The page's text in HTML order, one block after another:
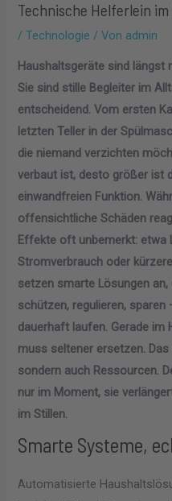
Technische Helferlein
/Technologie / Von admin
Haushaltsgeräte sind längst
Sie sind stille Begleiter im
entscheidend. Vom ersten
letzten Teller in der
die niemand verzichten
verbaut ist, desto größer ist
einwandfreien Funktion.
offensichtliche Schäden
Effekte oft unbemerkt: etwa
Stromverbrauch oder
setzen smarte Lösungen an,
schützen, regulieren,
dauerhaft laufen. Gerade im
muss seltener ersetzen.
sondern auch Ressourcen.
nur im Moment, sie
im Stillen.
Smarte Systeme,
Automatisierte